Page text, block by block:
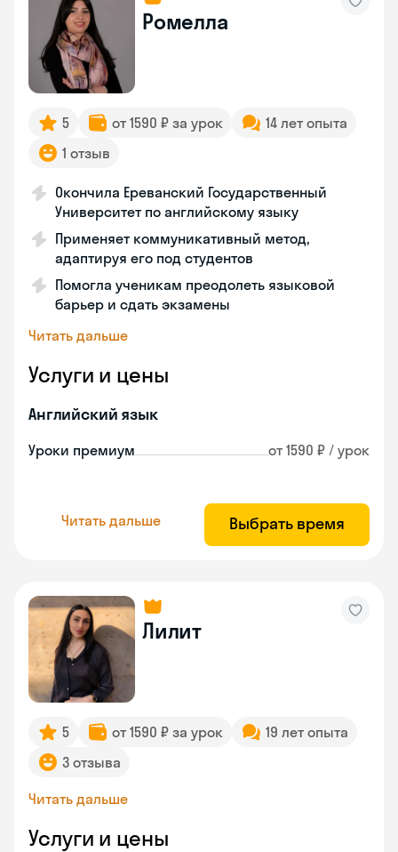
Ромелла
5 от 1590 ₽ за урок
14 лет опыта
1 отзыв
Окончила Ереванский Государственный
Университет по английскому языку
Применяет коммуникативный метод,
адаптируя его под студентов
Помогла ученикам преодолеть языковой
барьер и сдать экзамены
Читать дальше
Услуги и цены
Английский язык
Уроки премиум от 1590 ₽ / урок
Читать дальше Выбрать время
Лилит
5 от 1590 ₽ за урок
19 лет опыта
3 отзыва
Читать дальше
Услуги и цены